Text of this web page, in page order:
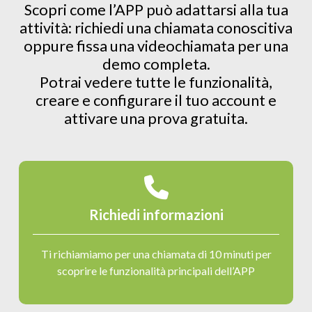
Scopri come l’APP può adattarsi alla tua
attività: richiedi una chiamata conoscitiva
oppure fissa una videochiamata per una
demo completa.
Potrai vedere tutte le funzionalità,
creare e configurare il tuo account e
attivare una prova gratuita.
Richiedi informazioni
Ti richiamiamo per una chiamata di 10 minuti per
scoprire le funzionalità principali dell’APP